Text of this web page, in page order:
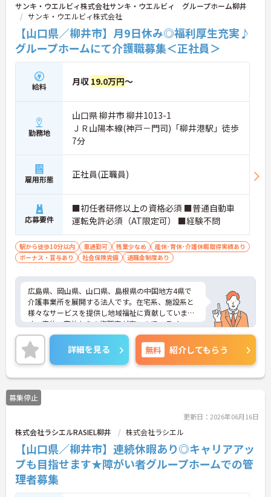
サンキ・ウエルビィ株式会社サンキ・ウエルビィ グループホーム柳井
サンキ・ウエルビィ株式会社
【山口県／柳井市】月9日休み◎福利厚生充実♪
グループホームにて介護職募集＜正社員＞
給料 月収 19.0万円～
勤務地
山口県 柳井市 柳井1013-1
ＪＲ山陽本線(神戸－門司)「柳井港駅」徒歩
7分
雇用形態 正社員(正職員)
応募要件
■初任者研修以上の資格必須 ■普通自動車
運転免許必須（AT限定可） ■経験不問
駅から徒歩10分以内 車通勤可 残業少なめ
産休･育休･介護休暇取得実績あり
ボーナス・賞与あり
社会保険完備 退職金制度あり
広島県、岡山県、山口県、島根県の中国地方4県で
介護事業所を展開する法人です。在宅系、施設系と
様々なサービスを提供し地域福祉に貢献していま
す。産休・育休からの復職率が高いので、ライフス
テージが変化しても安心して働ける環境です。充実
した職種別・階層別研修でしっかりキャリアアップ
も目指せます。ご興味のある方には、面接対策ポイ
ントなど、さらに詳細をお話しいたしますのでお気
軽にご相談ください！
詳細を見る 無料 紹介してもらう
募集停止
更新日：2026年06月16日
株式会社ラシエルRASIEL柳井 株式会社ラシエル
【山口県／柳井市】連続休暇あり◎キャリアアッ
プも目指せます★障がい者グループホームでの管
理者募集